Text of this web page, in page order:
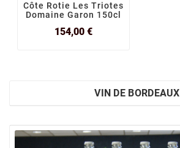
Côte Rotie Les Triotes
Domaine Garon 150cl
154,00 €Prix
VIN DE BORDEAUX